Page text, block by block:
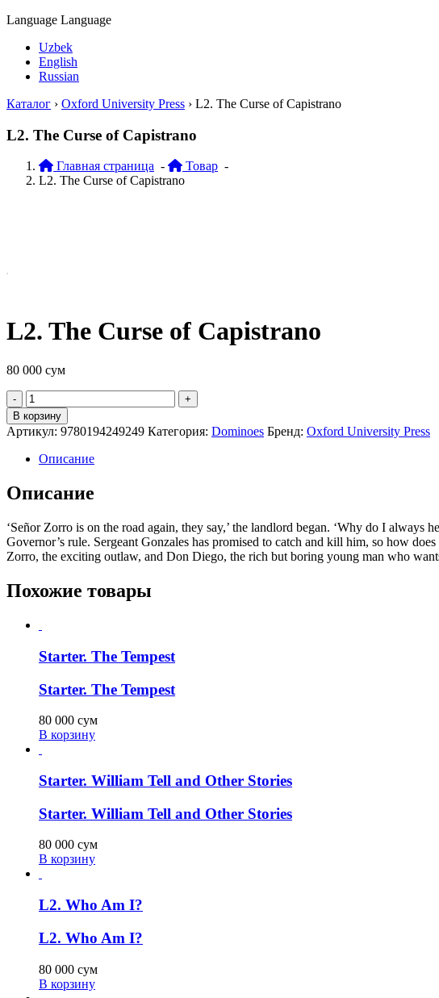
Language Language
Uzbek
English
Russian
Каталог › Oxford University Press › L2. The Curse of Capistrano
L2. The Curse of Capistrano
Главная страница - Товар -
L2. The Curse of Capistrano
L2. The Curse of Capistrano
80 000 сум
Quantity
В корзину
Артикул: 9780194249249 Категория: Dominoes Бренд: Oxford University Press
Описание
Описание
‘Señor Zorro is on the road again, they say,’ the landlord began. ‘Why do I
Governor’s rule. Sergeant Gonzales has promised to catch and kill him, so how
Zorro, the exciting outlaw, and Don Diego, the rich but boring young man who
Похожие товары
Starter. The Tempest
Starter. The Tempest
80 000 сум
В корзину
Starter. William Tell and Other Stories
Starter. William Tell and Other Stories
80 000 сум
В корзину
L2. Who Am I?
L2. Who Am I?
80 000 сум
В корзину